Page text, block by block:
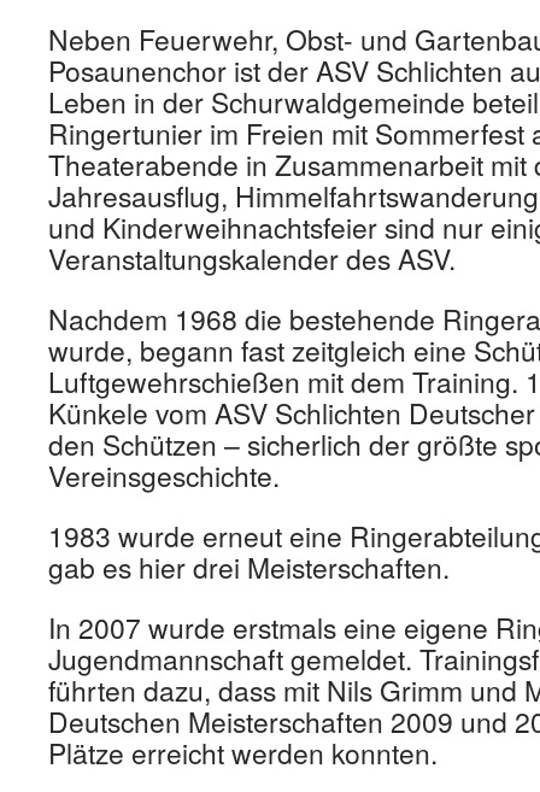
Neben Feuerwehr, Obst- und
Posaunenchor ist der ASV Schlichten
Leben in der Schurwaldgemeinde
Ringertunier im Freien mit Sommerfest
Theaterabende in Zusammenarbeit mit
Jahresausflug,
und Kinderweihnachtsfeier sind nur
Veranstaltungskalender des ASV.
Nachdem 1968 die bestehende
wurde, begann fast zeitgleich eine
Luftgewehrschießen mit dem Training.
Künkele vom ASV Schlichten
den Schützen – sicherlich der größte
Vereinsgeschichte.
1983 wurde erneut eine
gab es hier drei Meisterschaften.
In 2007 wurde erstmals eine eigene
Jugendmannschaft gemeldet.
führten dazu, dass mit Nils Grimm und
Deutschen Meisterschaften 2009 und
Plätze erreicht werden konnten.